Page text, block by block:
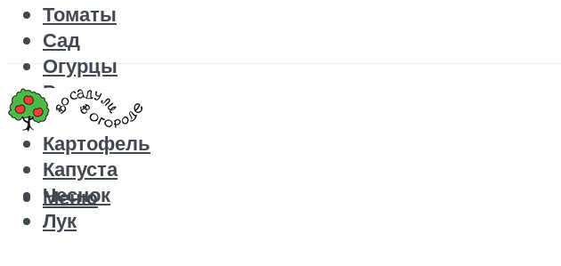
Томаты
Сад
Огурцы
Рецепты
Перец
Картофель
Капуста
Чеснок
Лук
Меню